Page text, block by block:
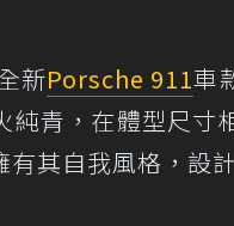
新Porsche 911車
青，在體型尺寸
其自我風格，設